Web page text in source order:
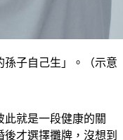
才選擇攤牌，沒想到
接代的婆婆竟突然懷